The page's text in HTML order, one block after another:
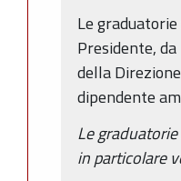
Le
Presidente,
della
dipendente
Le
in particolare